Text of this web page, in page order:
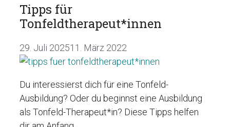
Tipps für
Tonfeldtherapeut*innen
29. Juli 202511. März 2022
Du interessierst dich für eine Tonfeld-
Ausbildung? Oder du beginnst eine Ausbildung
als Tonfeld-Therapeut*in? Diese Tipps helfen